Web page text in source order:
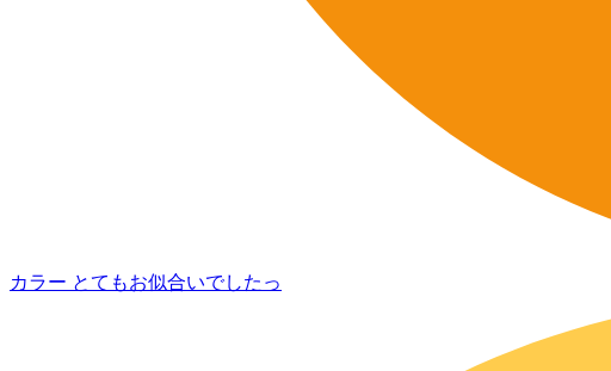
カラー とてもお似合いでしたっ